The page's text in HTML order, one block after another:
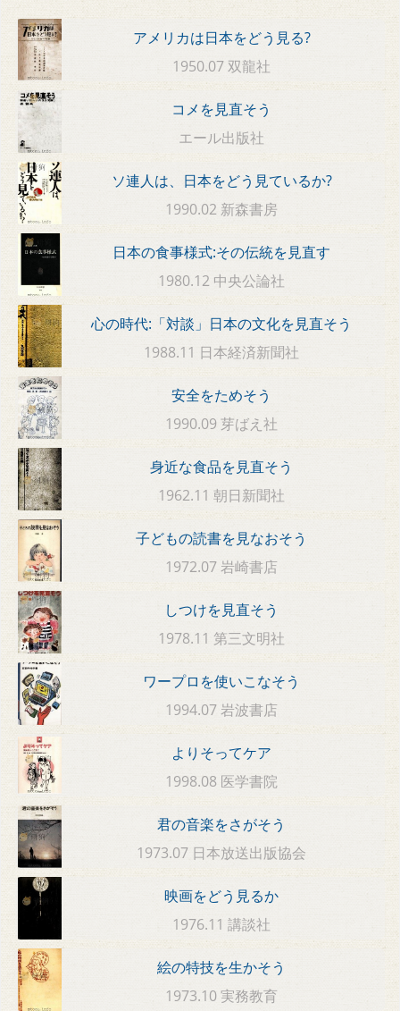
アメリカは日本をどう見る?
1950.07 双龍社
コメを見直そう
エール出版社
ソ連人は、日本をどう見ているか?
1990.02 新森書房
日本の食事様式:その伝統を見直す
1980.12 中央公論社
心の時代:「対談」日本の文化を見直そう
1988.11 日本経済新聞社
安全をためそう
1990.09 芽ばえ社
身近な食品を見直そう
1962.11 朝日新聞社
子どもの読書を見なおそう
1972.07 岩崎書店
しつけを見直そう
1978.11 第三文明社
ワープロを使いこなそう
1994.07 岩波書店
よりそってケア
1998.08 医学書院
君の音楽をさがそう
1973.07 日本放送出版協会
映画をどう見るか
1976.11 講談社
絵の特技を生かそう
1973.10 実務教育